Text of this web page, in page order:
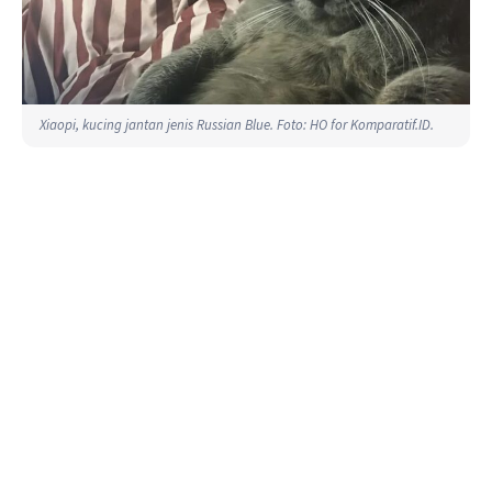
Xiaopi, kucing jantan jenis Russian Blue. Foto: HO for Komparatif.ID.